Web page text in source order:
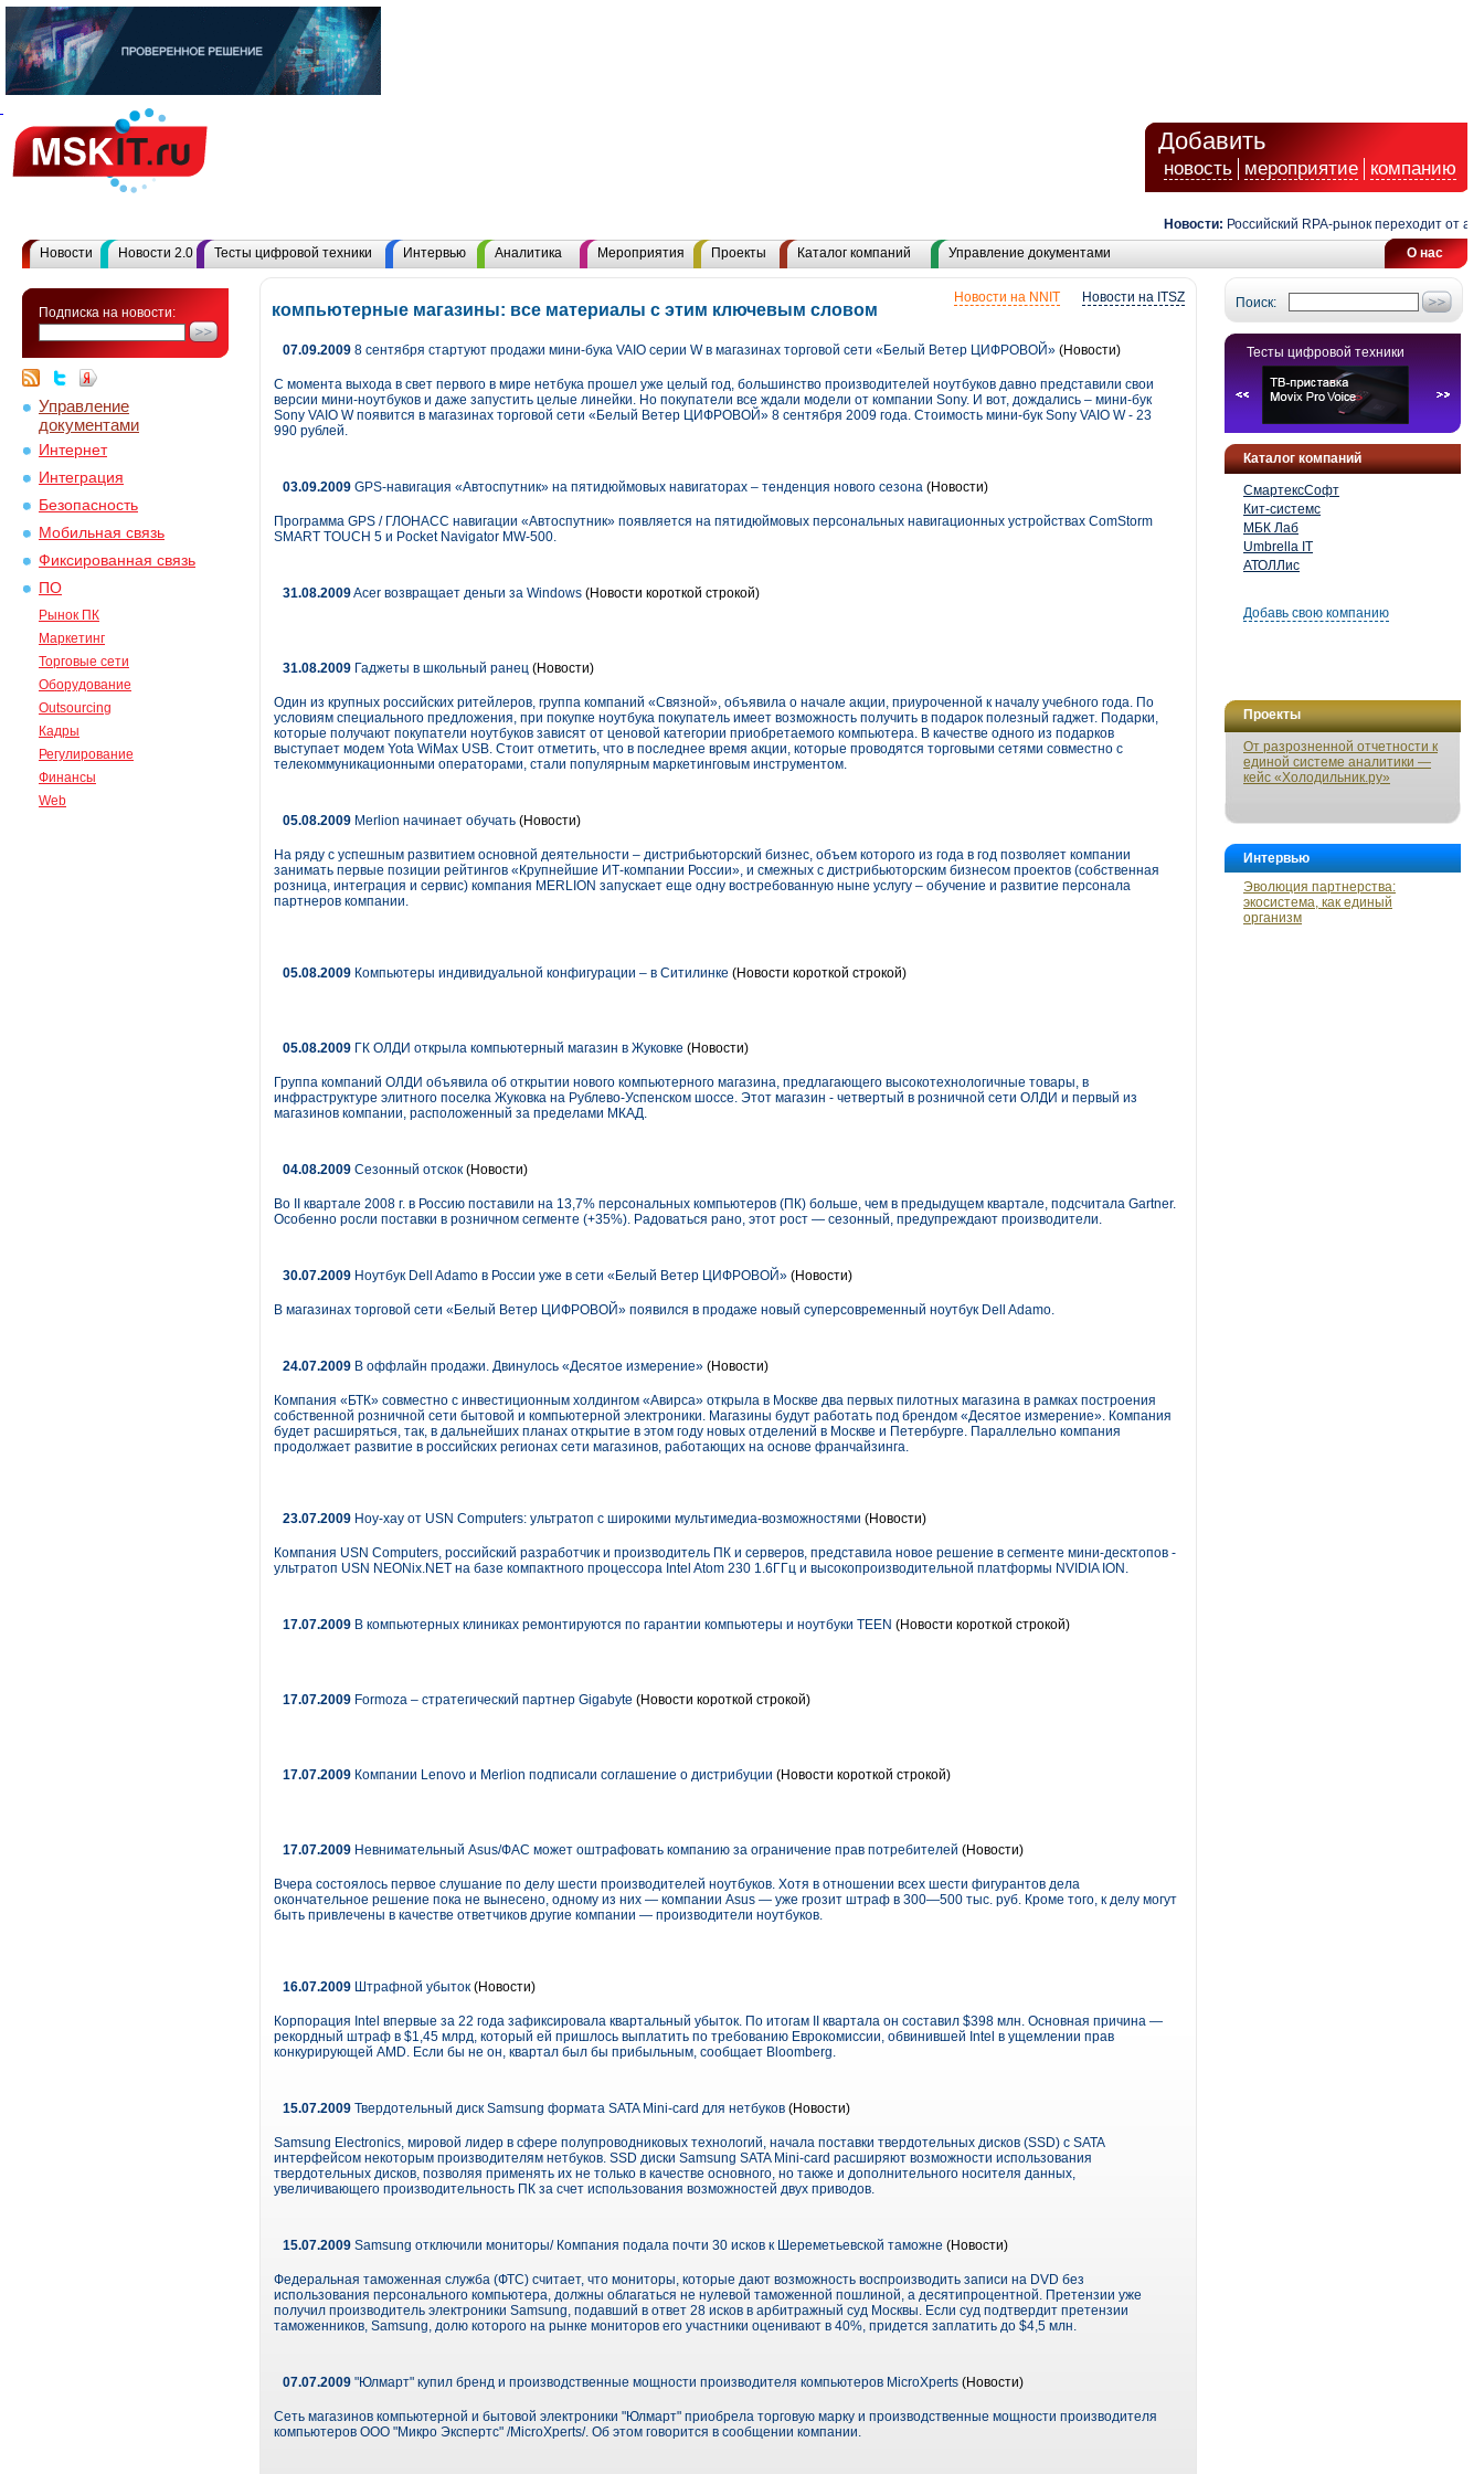
Добавить
новость мероприятие компанию
Новости: Российский RPA-рынок переходит от
О нас
Новости Новости 2.0 Тесты цифровой техники Интервью Аналитика Мероприятия Проекты Каталог компаний Управление документами
Подписка на новости:
Управление
документами
Интернет
Интеграция
Безопасность
Мобильная связь
Фиксированная связь
ПО
Рынок ПК
Маркетинг
Торговые сети
Оборудование
Outsourcing
Кадры
Регулирование
Финансы
Web
Поиск:
Тесты цифровой техники
Каталог компаний
СмартексСофт
Кит-системс
МБК Лаб
Umbrella IT
АТОЛЛис
Добавь свою компанию
Проекты
От разрозненной отчетности к
единой системе аналитики —
кейс «Холодильник.ру»
Интервью
Эволюция партнерства:
экосистема, как единый
организм
Новости на ITSZ
Новости на NNIT
компьютерные магазины: все материалы с этим ключевым словом
07.09.2009 8 сентября стартуют продажи мини-бука VAIO серии W в магазинах торговой сети «Белый Ветер ЦИФРОВОЙ» (Новости)
С момента выхода в свет первого в мире нетбука прошел уже целый год, большинство производителей ноутбуков давно представили свои
версии мини-ноутбуков и даже запустить целые линейки. Но покупатели все ждали модели от компании Sony. И вот, дождались – мини-бук
Sony VAIO W появится в магазинах торговой сети «Белый Ветер ЦИФРОВОЙ» 8 сентября 2009 года. Стоимость мини-бук Sony VAIO W - 23
990 рублей.
03.09.2009 GPS-навигация «Автоспутник» на пятидюймовых навигаторах – тенденция нового сезона (Новости)
Программа GPS / ГЛОНАСС навигации «Автоспутник» появляется на пятидюймовых персональных навигационных устройствах ComStorm
SMART TOUCH 5 и Pocket Navigator MW-500.
31.08.2009Acer возвращает деньги за Windows (Новости короткой строкой)
31.08.2009 Гаджеты в школьный ранец (Новости)
Один из крупных российских ритейлеров, группа компаний «Связной», объявила о начале акции, приуроченной к началу учебного года. По
условиям специального предложения, при покупке ноутбука покупатель имеет возможность получить в подарок полезный гаджет. Подарки,
которые получают покупатели ноутбуков зависят от ценовой категории приобретаемого компьютера. В качестве одного из подарков
выступает модем Yota WiMax USB. Стоит отметить, что в последнее время акции, которые проводятся торговыми сетями совместно с
телекоммуникационными операторами, стали популярным маркетинговым инструментом.
05.08.2009 Merlion начинает обучать (Новости)
На ряду с успешным развитием основной деятельности – дистрибьюторский бизнес, объем которого из года в год позволяет компании
занимать первые позиции рейтингов «Крупнейшие ИТ-компании России», и смежных с дистрибьюторским бизнесом проектов (собственная
розница, интеграция и сервис) компания MERLION запускает еще одну востребованную ныне услугу – обучение и развитие персонала
партнеров компании.
05.08.2009 Компьютеры индивидуальной конфигурации – в Ситилинке (Новости короткой строкой)
05.08.2009 ГК ОЛДИ открыла компьютерный магазин в Жуковке (Новости)
Группа компаний ОЛДИ объявила об открытии нового компьютерного магазина, предлагающего высокотехнологичные товары, в
инфраструктуре элитного поселка Жуковка на Рублево-Успенском шоссе. Этот магазин - четвертый в розничной сети ОЛДИ и первый из
магазинов компании, расположенный за пределами МКАД.
04.08.2009 Сезонный отскок (Новости)
Во II квартале 2008 г. в Россию поставили на 13,7% персональных компьютеров (ПК) больше, чем в предыдущем квартале, подсчитала Gartner.
Особенно росли поставки в розничном сегменте (+35%). Радоваться рано, этот рост — сезонный, предупреждают производители.
30.07.2009 Ноутбук Dell Adamo в России уже в сети «Белый Ветер ЦИФРОВОЙ» (Новости)
В магазинах торговой сети «Белый Ветер ЦИФРОВОЙ» появился в продаже новый суперсовременный ноутбук Dell Adamo.
24.07.2009 В оффлайн продажи. Двинулось «Десятое измерение» (Новости)
Компания «БТК» совместно с инвестиционным холдингом «Авирса» открыла в Москве два первых пилотных магазина в рамках построения
собственной розничной сети бытовой и компьютерной электроники. Магазины будут работать под брендом «Десятое измерение». Компания
будет расширяться, так, в дальнейших планах открытие в этом году новых отделений в Москве и Петербурге. Параллельно компания
продолжает развитие в российских регионах сети магазинов, работающих на основе франчайзинга.
23.07.2009 Ноу-хау от USN Computers: ультратоп с широкими мультимедиа-возможностями (Новости)
Компания USN Computers, российский разработчик и производитель ПК и серверов, представила новое решение в сегменте мини-десктопов -
ультратоп USN NEONix.NET на базе компактного процессора Intel Atom 230 1.6ГГц и высокопроизводительной платформы NVIDIA ION.
17.07.2009 В компьютерных клиниках ремонтируются по гарантии компьютеры и ноутбуки TEEN (Новости короткой строкой)
17.07.2009 Formoza – стратегический партнер Gigabyte (Новости короткой строкой)
17.07.2009 Компании Lenovo и Merlion подписали соглашение о дистрибуции (Новости короткой строкой)
17.07.2009 Невнимательный Asus/ФАС может оштрафовать компанию за ограничение прав потребителей (Новости)
Вчера состоялось первое слушание по делу шести производителей ноутбуков. Хотя в отношении всех шести фигурантов дела
окончательное решение пока не вынесено, одному из них — компании Asus — уже грозит штраф в 300—500 тыс. руб. Кроме того, к делу могут
быть привлечены в качестве ответчиков другие компании — производители ноутбуков.
16.07.2009 Штрафной убыток (Новости)
Корпорация Intel впервые за 22 года зафиксировала квартальный убыток. По итогам II квартала он составил $398 млн. Основная причина —
рекордный штраф в $1,45 млрд, который ей пришлось выплатить по требованию Еврокомиссии, обвинившей Intel в ущемлении прав
конкурирующей AMD. Если бы не он, квартал был бы прибыльным, сообщает Bloomberg.
15.07.2009 Твердотельный диск Samsung формата SATA Mini-card для нетбуков (Новости)
Samsung Electronics, мировой лидер в сфере полупроводниковых технологий, начала поставки твердотельных дисков (SSD) с SATA
интерфейсом некоторым производителям нетбуков. SSD диски Samsung SATA Mini-card расширяют возможности использования
твердотельных дисков, позволяя применять их не только в качестве основного, но также и дополнительного носителя данных,
увеличивающего производительность ПК за счет использования возможностей двух приводов.
15.07.2009 Samsung отключили мониторы/ Компания подала почти 30 исков к Шереметьевской таможне (Новости)
Федеральная таможенная служба (ФТС) считает, что мониторы, которые дают возможность воспроизводить записи на DVD без
использования персонального компьютера, должны облагаться не нулевой таможенной пошлиной, а десятипроцентной. Претензии уже
получил производитель электроники Samsung, подавший в ответ 28 исков в арбитражный суд Москвы. Если суд подтвердит претензии
таможенников, Samsung, долю которого на рынке мониторов его участники оценивают в 40%, придется заплатить до $4,5 млн.
07.07.2009 "Юлмарт" купил бренд и производственные мощности производителя компьютеров MicroXperts (Новости)
Сеть магазинов компьютерной и бытовой электроники "Юлмарт" приобрела торговую марку и производственные мощности производителя
компьютеров ООО "Микро Экспертс" /MicroXperts/. Об этом говорится в сообщении компании.